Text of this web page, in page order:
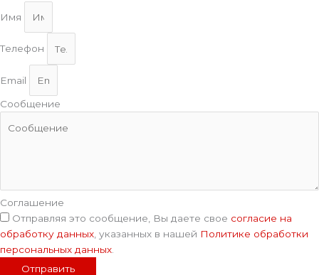
Имя
Телефон
Email
Сообщение
Соглашение
Отправляя это сообщение, Вы даете свое согласие на
обработку данных , указанных в нашей Политике обработки
персональных данных
Отправить